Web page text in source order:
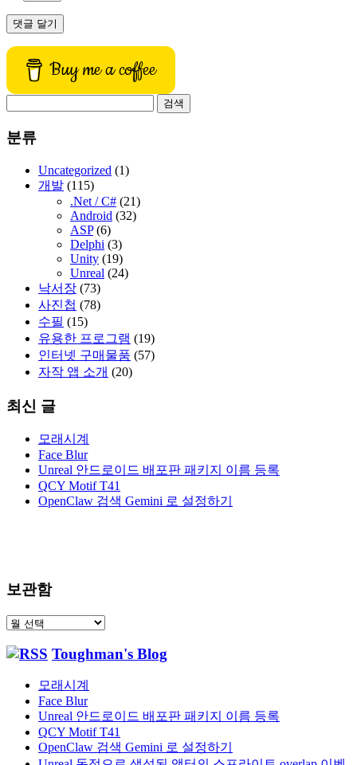
Buy me a coffee
분류
Uncategorized (1)
개발 (115)
.Net / C# (21)
Android (32)
ASP(6)
Delphi (3)
Unity (19)
Unreal (24)
낙서장 (73)
사진첩 (78)
수필 (15)
유용한 프로그램 (19)
인터넷 구매물품 (57)
자작 앱 소개 (20)
최신 글
모래시계
Face Blur
Unreal 안드로이드 배포판 패키지 이름 등록
QCY Motif T41
OpenClaw 검색 Gemini 로 설정하기
보관함
보
함
Toughman's Blog
모래시계
Face Blur
Unreal 안드로이드 배포판 패키지 이름 등록
QCY Motif T41
OpenClaw 검색 Gemini 로 설정하기